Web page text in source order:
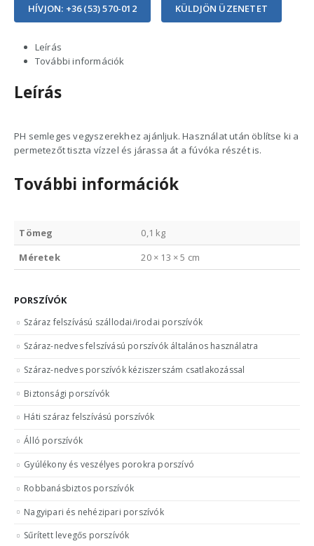
HÍVJON: +36 (53) 570-012 KÜLDJÖN ÜZENETET
Leírás
További információk
Leírás
PH semleges vegyszerekhez ajánljuk. Használat után öblítse ki a
permetezőt tiszta vízzel és járassa át a fúvóka részét is.
További információk
Tömeg
0,1 kg
Méretek
20 × 13 × 5 cm
PORSZÍVÓK
Száraz felszívású szállodai/irodai porszívók
Száraz-nedves felszívású porszívók általános használatra
Száraz-nedves porszívók kéziszerszám csatlakozással
Biztonsági porszívók
Háti száraz felszívású porszívók
Álló porszívók
Gyúlékony és veszélyes porokra porszívó
Robbanásbiztos porszívók
Nagyipari és nehézipari porszívók
Sűrített levegős porszívók